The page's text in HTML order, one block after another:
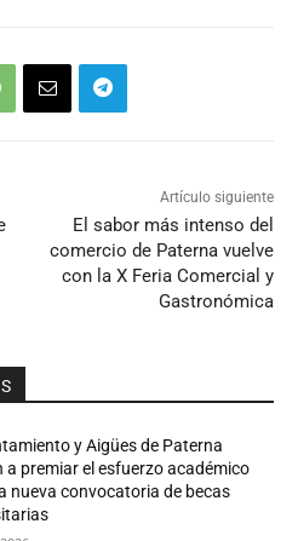
Artículo siguiente
El sabor más intenso del
comercio de Paterna vuelve
con la X Feria Comercial y
Gastronómica
y Aigües de Paterna
a premiar el esfuerzo académico
nueva convocatoria de becas